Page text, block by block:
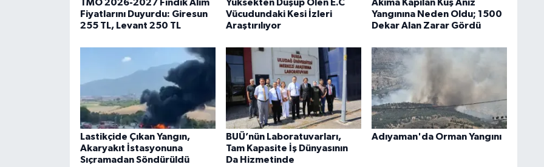
TMO 2026-2027 Fındık Alım
Fiyatlarını Duyurdu: Giresun
255 TL, Levant 250 TL
Yüksekten Düşüp Ölen E.C
Vücudundaki Kesi İzleri
Araştırılıyor
Akıma Kapılan Kuş Anız
Yangınına Neden Oldu; 1500
Dekar Alan Zarar Gördü
Lastikçide Çıkan Yangın,
Akaryakıt İstasyonuna
Sıçramadan Söndürüldü
BUÜ’nün Laboratuvarları,
Tam Kapasite İş Dünyasının
Da Hizmetinde
Adıyaman'da Orman Yangını